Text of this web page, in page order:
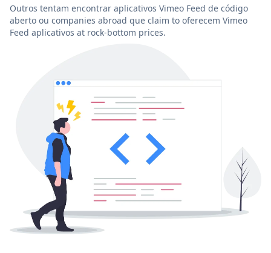
Outros tentam encontrar aplicativos Vimeo Feed de código
aberto ou companies abroad que claim to oferecem Vimeo
Feed aplicativos at rock-bottom prices.